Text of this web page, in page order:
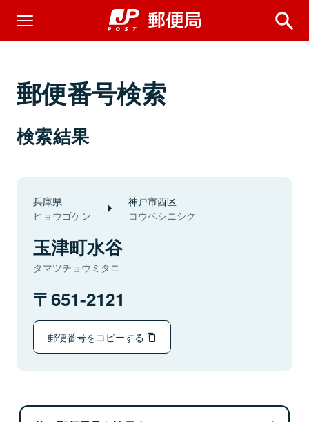
郵便番号検索
検索結果
兵庫県
ヒョウゴケン
神戸市西区
コウベシニシク
玉津町水谷
タマツチョウミタニ
651-2121
郵便番号をコピーする